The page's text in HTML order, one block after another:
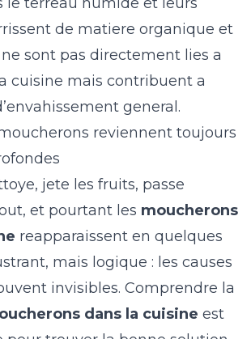
de matiere organique et
ne sont pas directement lies a
cuisine mais contribuent a
general.
reviennent toujours
jete les fruits, passe
et pourtant les moucherons
reapparaissent en quelques
mais logique : les causes
invisibles. Comprendre la
dans la cuisine est